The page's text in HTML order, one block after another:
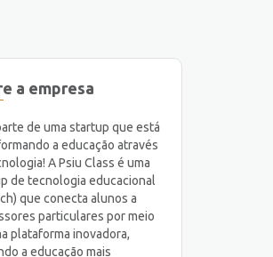
a empresa
de uma startup que está
a educação através
A Psiu Class é uma
de tecnologia educacional
que conecta alunos a
particulares por meio
plataforma inovadora,
a educação mais